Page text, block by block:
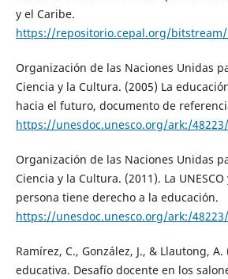
y el Caribe.
https://repositorio.cepal.org/bitstream/
Organización de las Naciones Unidas
Ciencia y la Cultura. (2005) La
hacia el futuro, documento de
https://unesdoc.unesco.org/ark:/
Organización de las Naciones Unidas
Ciencia y la Cultura. (2011). La
persona tiene derecho a la educación.
https://unesdoc.unesco.org/ark:/
Ramírez, C., González, J., & Llautong,
educativa. Desafío docente en los